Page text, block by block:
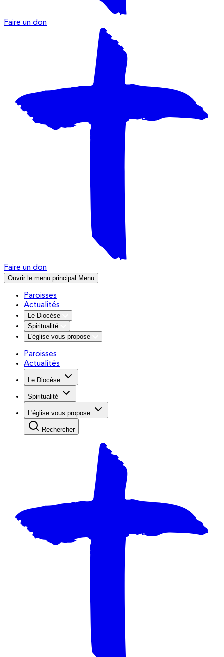
Faire un don
Faire un don
Ouvrir le menu principal Menu
Paroisses
Actualités
Le Diocèse
Spiritualité
L'église vous propose
Paroisses
Actualités
Le Diocèse
Spiritualité
L'église vous propose
Rechercher